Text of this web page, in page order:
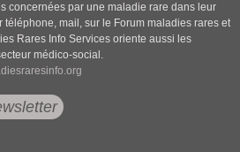
concernées par une maladie rare dans leur
téléphone, mail, sur le Forum maladies rares et
Rares Info Services oriente aussi les
médico-social.